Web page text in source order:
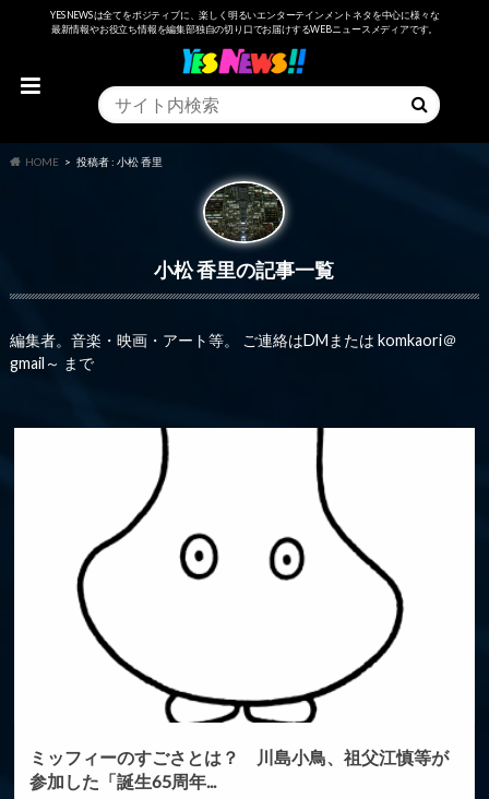
YESNEWSは全てをポジティブに、楽しく明るいエンターテインメントネタを中心に様々な
最新情報やお役立ち情報を編集部独自の切り口でお届けするWEBニュースメディアです。
HOME 投稿者 : 小松 香里
小松 香里
編集者。音楽・映画・アート等。 ご連絡はDMまたは komkaori＠
gmail～ まで
ミッフィーのすごさとは？ 川島小鳥、祖父江慎等が
参加した「誕生65周年...